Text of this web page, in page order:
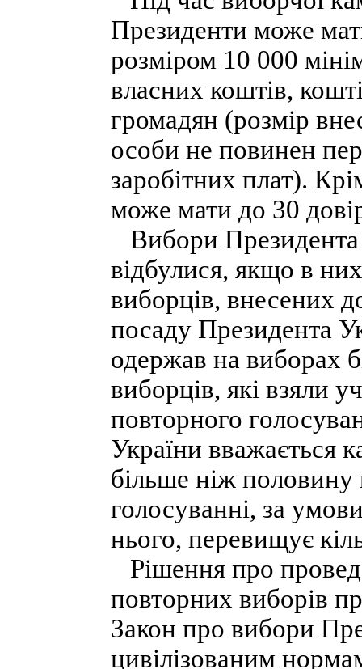
Президенти може
розміром 10 000
власних коштів,
громадян (розмір
особи не повинен
заробітних плат).
може мати до 30
Вибори
відбулися, якщо в
виборців, внесених
посаду Президента
одержав на виборах
виборців, які взяли
повторного
України вважається
більше ніж половину
голосуванні, за
нього, перевищує
Рішення про
повторних виборів
Закон про вибори
цивілізованим